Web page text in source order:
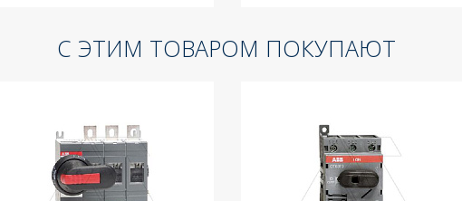
С ЭТИМ ТОВАРОМ ПОКУПАЮТ